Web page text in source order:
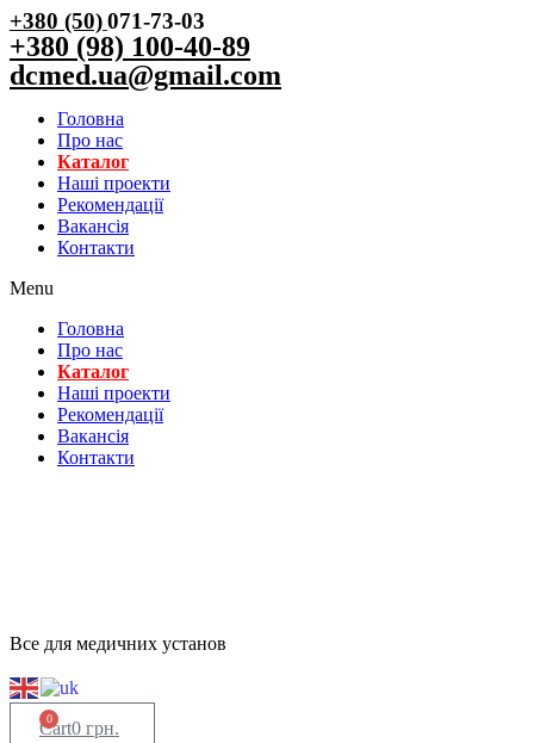
+380 (50)071-73-03
+380 (98) 100-40-89
dcmed.ua@gmail.com
Головна
Про нас
Каталог
Нашi проекти
Рекомендації
Вакансiя
Контакти
Menu
Головна
Про нас
Каталог
Нашi проекти
Рекомендації
Вакансiя
Контакти
Все для медичних установ
0 грн.
0
Cart